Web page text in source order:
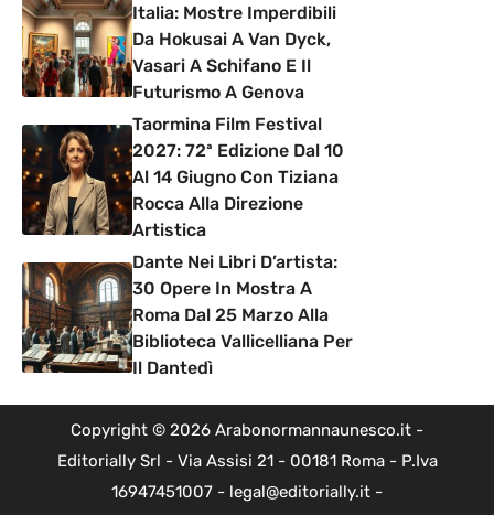
Italia: Mostre Imperdibili
Da Hokusai A Van Dyck,
Vasari A Schifano E Il
Futurismo A Genova
Taormina Film Festival
2027: 72ª Edizione Dal 10
Al 14 Giugno Con Tiziana
Rocca Alla Direzione
Artistica
Dante Nei Libri D’artista:
30 Opere In Mostra A
Roma Dal 25 Marzo Alla
Biblioteca Vallicelliana Per
Il Dantedì
Copyright © 2026 Arabonormannaunesco.it -
Editorially Srl - Via Assisi 21 - 00181 Roma - P.Iva
16947451007 - legal@editorially.it -